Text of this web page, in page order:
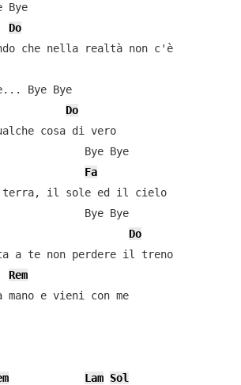
Saluta tutti Bye Bye
Do
Ti mostro il mondo che nella realtà non c'è
Lasciamo tutti e... Bye Bye
Do
cosa di vero
                             Bye Bye
Fa
terra, il sole ed il cielo
                             Bye Bye
Do
a te non perdere il treno
Rem
Se vuoi dammi la mano e vieni con me
Lam Sol